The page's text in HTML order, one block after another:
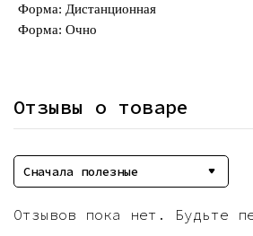
Форма: Дистанционная
Форма: Очно
Отзывы о товаре
Сначала полезные
Отзывов пока нет. Будьте